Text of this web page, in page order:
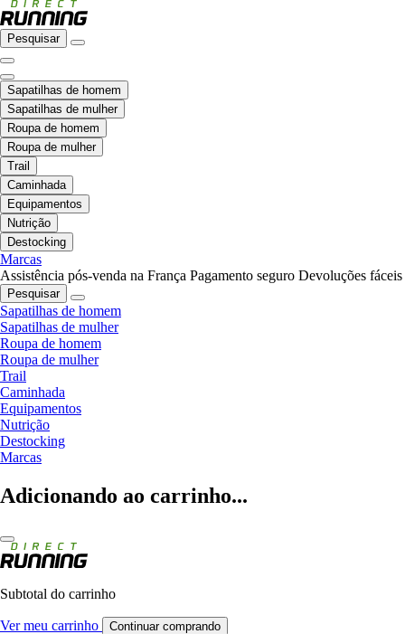
Pesquisar
Sapatilhas de homem
Sapatilhas de mulher
Roupa de homem
Roupa de mulher
Trail
Caminhada
Equipamentos
Nutrição
Destocking
Marcas
Assistência pós-venda na França Pagamento seguro Devoluções fáceis
Pesquisar
Sapatilhas de homem
Sapatilhas de mulher
Roupa de homem
Roupa de mulher
Trail
Caminhada
Equipamentos
Nutrição
Destocking
Marcas
Adicionando ao carrinho...
Subtotal do carrinho
Ver meu carrinho Continuar comprando